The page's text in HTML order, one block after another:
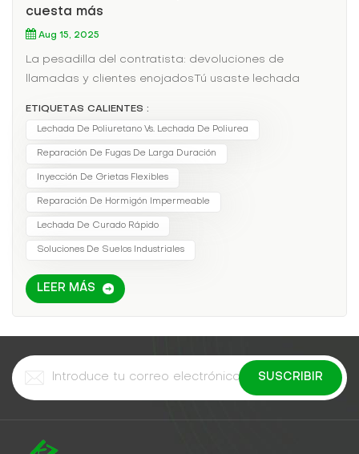
cuesta más
Aug 15, 2025
La pesadilla del contratista: devoluciones de
llamadas y clientes enojadosTú usaste lechada
reforma.Por qué el epoxi falla donde la poliurea tiene
éxitoFactorLechada epoxiLechada de
segundosFlexibilidadFrágil (se agrieta con el
movimiento)300% de alargamientoResistencia al
aguaFalla si está húmedoBonos bajo el
añosCaso práctico: El estacionamiento que ahorró
Todas las fugas selladas en una sola aplicación✔ No
volvieron a aparecer grietas después de 4 años.✔
de poliurea en pares con un capa superior de
ETIQUETAS CALIENTES :
Lechada De Poliuretano Vs. Lechada De Poliurea
Reparación De Fugas De Larga Duración
Inyección De Grietas Flexibles
Reparación De Hormigón Impermeable
Lechada De Curado Rápido
Soluciones De Suelos Industriales
LEER MÁS